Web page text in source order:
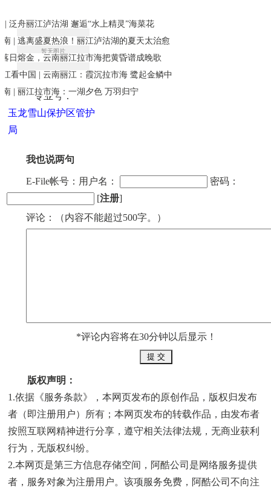
专业号：
玉龙雪山保护区管护
局
| 泛舟丽江泸沽湖 邂逅“水上精灵”海菜花
南 | 逃离盛夏热浪！丽江泸沽湖的夏天太治愈
日熔金，云南丽江拉市海把黄昏谱成晚歌
江看中国 | 云南丽江：霞沉拉市海 鹭起金鳞中
南 | 丽江拉市海：一湖夕色 万羽归宁
我也说两句
E-File帐号：用户名：
密码：
[注册]
评论：（内容不能超过500字。）
*评论内容将在30分钟以后显示！
版权声明：
1.依据《服务条款》，本网页发布的原创作品，版权归发布
者（即注册用户）所有；本网页发布的转载作品，由发布者
按照互联网精神进行分享，遵守相关法律法规，无商业获利
行为，无版权纠纷。
2.本网页是第三方信息存储空间，阿酷公司是网络服务提供
者，服务对象为注册用户。该项服务免费，阿酷公司不向注